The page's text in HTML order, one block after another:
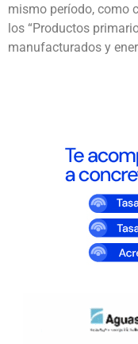
mismo período, como
los “Productos
manufacturados y